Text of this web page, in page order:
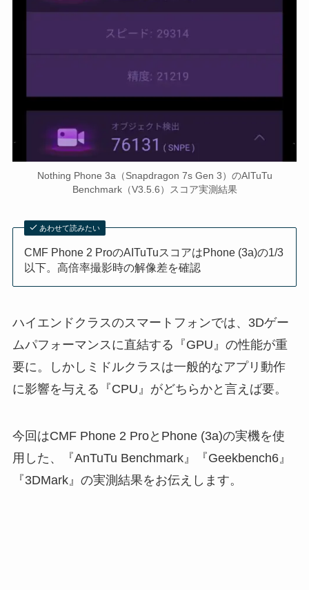
Nothing Phone 3a（Snapdragon 7s Gen 3）のAITuTu
Benchmark（V3.5.6）スコア実測結果
あわせて読みたい
CMF Phone 2 ProのAITuTuスコアはPhone (3a)の1/3
以下。高倍率撮影時の解像差を確認
ハイエンドクラスのスマートフォンでは、3Dゲー
ムパフォーマンスに直結する『GPU』の性能が重
要に。しかしミドルクラスは一般的なアプリ動作
に影響を与える『CPU』がどちらかと言えば要。
今回はCMF Phone 2 ProとPhone (3a)の実機を使
用した、『AnTuTu Benchmark』『Geekbench6』
『3DMark』の実測結果をお伝えします。